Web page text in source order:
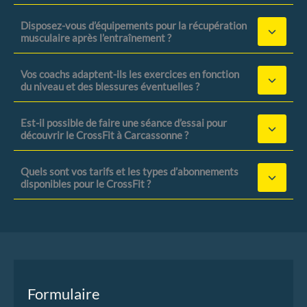
Disposez-vous d’équipements pour la récupération
musculaire après l’entraînement ?
Vos coachs adaptent-ils les exercices en fonction
du niveau et des blessures éventuelles ?
Est-il possible de faire une séance d’essai pour
découvrir le CrossFit à Carcassonne ?
Quels sont vos tarifs et les types d’abonnements
disponibles pour le CrossFit ?
Formulaire